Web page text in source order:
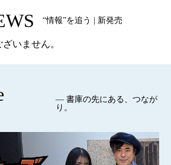
“情報”を追う | 新発売
いません。
— 書庫の先にある、つなが
り。